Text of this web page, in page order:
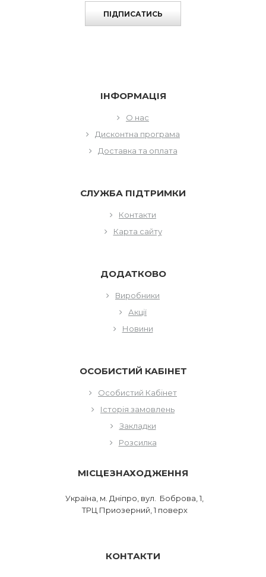
ПІДПИСАТИСЬ
ІНФОРМАЦІЯ
О нас
Дисконтна програма
Доставка та оплата
СЛУЖБА ПІДТРИМКИ
Контакти
Карта сайту
ДОДАТКОВО
Виробники
Акції
Новини
ОСОБИСТИЙ КАБІНЕТ
Особистий Кабінет
Історія замовлень
Закладки
Розсилка
МІСЦЕЗНАХОДЖЕННЯ
Україна, м. Дніпро, вул. Боброва, 1,
ТРЦ Приозерний, 1 поверх
КОНТАКТИ